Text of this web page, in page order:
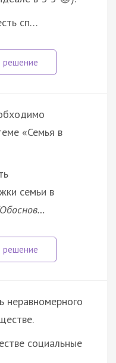
сп…
«Семья в
семьи в
неравномерного
социальные